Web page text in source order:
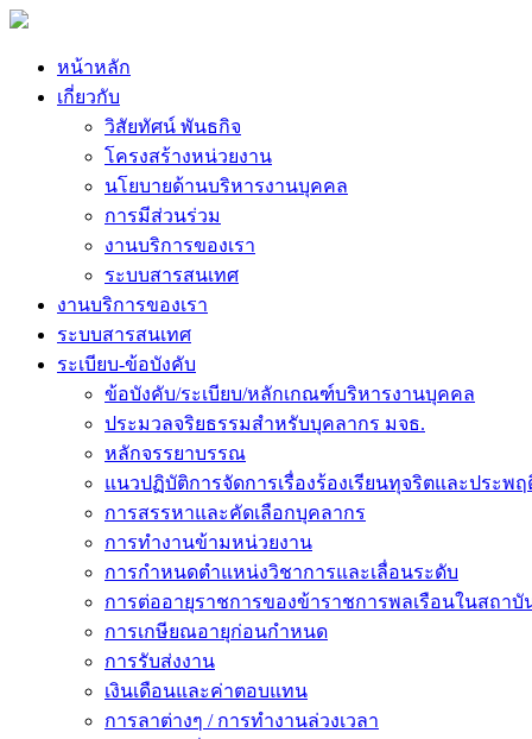
หน้าหลัก
เกี่ยวกับ
วิสัยทัศน์ พันธกิจ
โครงสร้างหน่วยงาน
นโยบายด้านบริหารงานบุคคล
การมีส่วนร่วม
งานบริการของเรา
ระบบสารสนเทศ
งานบริการของเรา
ระบบสารสนเทศ
ระเบียบ-ข้อบังคับ
ข้อบังคับ/ระเบียบ/หลักเกณฑ์บริหารงานบุคคล
ประมวลจริยธรรมสำหรับบุคลากร มจธ.
หลักจรรยาบรรณ
แนวปฏิบัติการจัดการเรื่องร้องเรียนทุจริตและประพ
การสรรหาและคัดเลือกบุคลากร
การทำงานข้ามหน่วยงาน
การกำหนดตำแหน่งวิชาการและเลื่อนระดับ
การต่ออายุราชการของข้าราชการพลเรือนในสถา
การเกษียณอายุก่อนกำหนด
การรับส่งงาน
เงินเดือนและค่าตอบแทน
การลาต่างๆ / การทำงานล่วงเวลา